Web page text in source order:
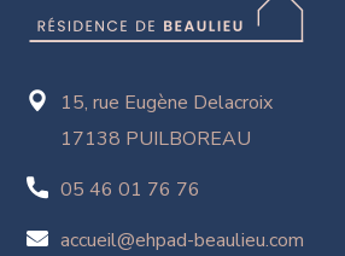
15, rue Eugène Delacroix
17138 PUILBOREAU
05 46 01 76 76
accueil@ehpad-beaulieu.com